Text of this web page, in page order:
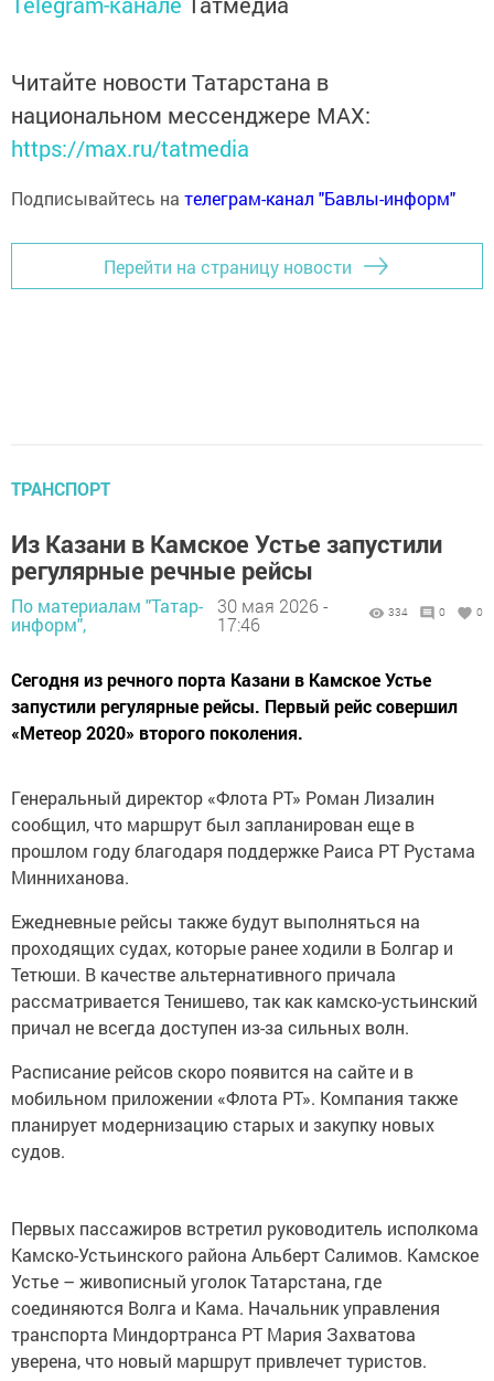
Читайте новости Татарстана в
национальном мессенджере MАХ:
https://max.ru/tatmedia
Подписывайтесь на телеграм-канал "Бавлы-информ"
Перейти на страницу новости
ТРАНСПОРТ
Из Казани в Камское Устье запустили
регулярные речные рейсы
По материалам "Татар-
информ",
30 мая 2026 -
17:46
334 0 0
Сегодня из речного порта Казани в Камское Устье
запустили регулярные рейсы. Первый рейс совершил
«Метеор 2020» второго поколения.
Генеральный директор «Флота РТ» Роман Лизалин
сообщил, что маршрут был запланирован еще в
прошлом году благодаря поддержке Раиса РТ Рустама
Минниханова.
Ежедневные рейсы также будут выполняться на
проходящих судах, которые ранее ходили в Болгар и
Тетюши. В качестве альтернативного причала
рассматривается Тенишево, так как камско-устьинский
причал не всегда доступен из-за сильных волн.
Расписание рейсов скоро появится на сайте и в
мобильном приложении «Флота РТ». Компания также
планирует модернизацию старых и закупку новых
судов.
Первых пассажиров встретил руководитель исполкома
Камско-Устьинского района Альберт Салимов. Камское
Устье – живописный уголок Татарстана, где
соединяются Волга и Кама. Начальник управления
транспорта Миндортранса РТ Мария Захватова
уверена, что новый маршрут привлечет туристов.